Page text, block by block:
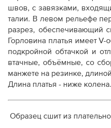
швов, с завязками,
талии. В левом рельефе
разрез, обеспечивающий
Горловина платья имеет
подкройной обтачкой и
втачные, объёмные, со
манжете на резинке,
Длина платья - ниже колена.
Образец сшит из